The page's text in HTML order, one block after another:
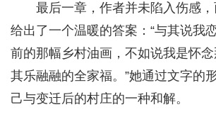
最后一章，作者并未陷入伤感，
给出了一个温暖的答案：“与其说我
前的那幅乡村油画，不如说我是怀念
其乐融融的全家福。”她通过文字的
己与变迁后的村庄的一种和解。